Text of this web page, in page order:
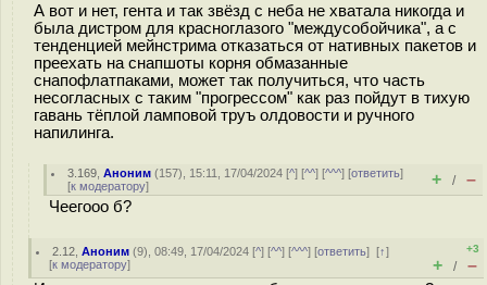
А вот и нет, гента и так звёзд с неба не хватала никогда и
была дистром для кpacнoглaзoгo "междусобойчика", а с
тенденцией мейнстрима отказаться от нативных пакетов и
преехать на снапшоты корня обмазанные
снапофлатпаками, может так получиться, что часть
несогласных с таким "прогрессом" как раз пойдут в тихую
гавань тёплой ламповой труъ олдовости и ручного
напилинга.
3.169 ,Аноним (157), 15:11, 17/04/2024 [^] [^^] [^^^] [ответить]
[к модератору] + / –
Чеегооо б?
2.12 ,Аноним (9), 08:49, 17/04/2024 [^] [^^] [^^^] [ответить][↑]
[к модератору]
+3
+ / –